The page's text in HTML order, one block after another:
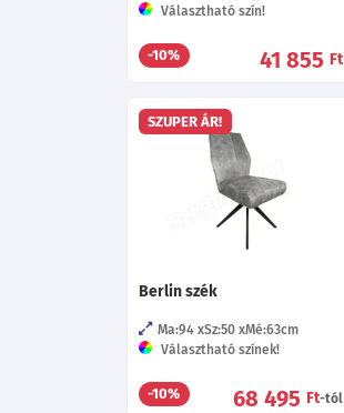
Választható szín!
-10% 41 855 Ft
SZUPER ÁR!
Berlin szék
Ma:94 Sz:50 Mé:63cm
Választható színek!
-10% 68 495 Ft-tól